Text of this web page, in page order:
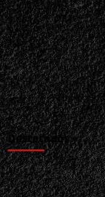
Queda
En
Familia</div>
Destacados